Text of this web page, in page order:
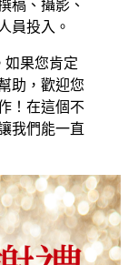
稿、攝影、
員投入。
如果您肯定
助，歡迎您
！在這個不
我們能一直